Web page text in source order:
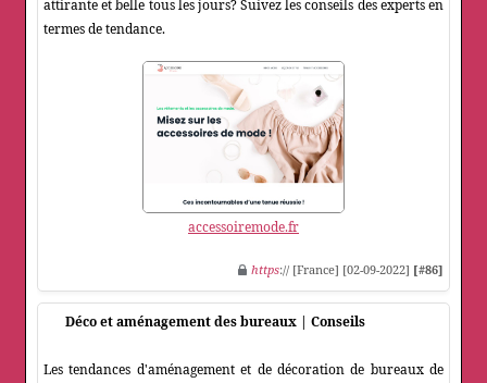
attirante et belle tous les jours? Suivez les conseils des experts en
termes de tendance.
accessoiremode.fr
https:// [France] [02-09-2022] [#86]
Déco et aménagement des bureaux | Conseils
Les tendances d'aménagement et de décoration de bureaux de